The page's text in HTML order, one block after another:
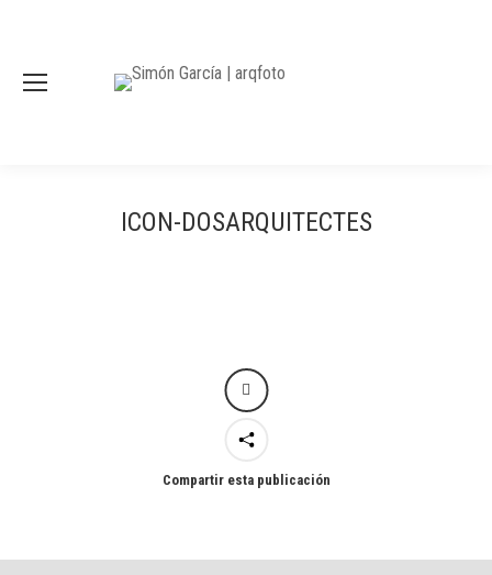
ICON-DOSARQUITECTES
Compartir esta publicación